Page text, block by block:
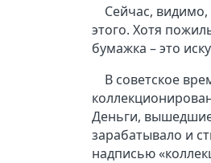
Сейчас, видимо,
этого. Хотя
бумажка – это
В советское
Деньги, вышедшие
зарабатывало и
надписью